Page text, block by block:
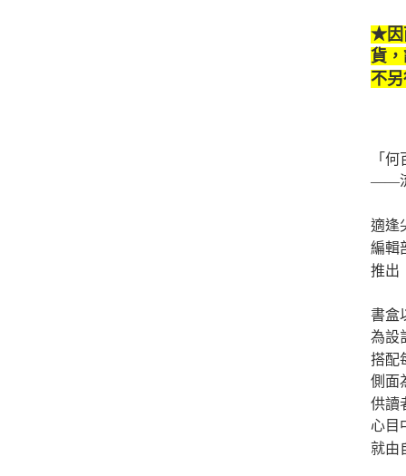
★因
貨
不
「
——
適逢
編輯
推出
書盒
為設
搭配
側面
供讀
心目
就由